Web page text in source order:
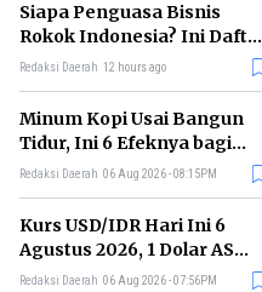
Siapa Penguasa Bisnis
Rokok Indonesia? Ini Daftar
Perusahaan Terbesarnya
Redaksi Daerah 12 hours ago
Minum Kopi Usai Bangun
Tidur, Ini 6 Efeknya bagi
Kesehatan Tubuh
Redaksi Daerah 06 Aug 2026 - 08:15PM
Kurs USD/IDR Hari Ini 6
Agustus 2026, 1 Dolar AS
Kini Berapa Rupiah?
Redaksi Daerah 06 Aug 2026 - 07:56PM